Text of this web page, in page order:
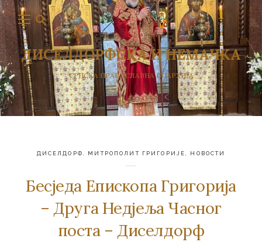
ДИСЕЛДОРФСКА И НЕМАЧКА
СРПСКА ПРАВОСЛАВНА ЕПАРХИЈА
ДИСЕЛДОРФ МИТРОПОЛИТ ГРИГОРИЈЕ НОВОСТИ
Бесједа Епископа Григорија
– Друга Недјеља Часног
поста – Диселдорф